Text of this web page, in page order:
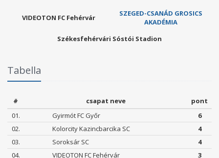
VIDEOTON FC Fehérvár
SZEGED-CSANÁD GROSICS
AKADÉMIA
Székesfehérvári Sóstói Stadion
Tabella
# csapat neve
pont
01.
Gyirmót FC Győr
6
02.
Kolorcity Kazincbarcika SC
4
03.
Soroksár SC
4
04.
VIDEOTON FC Fehérvár 3